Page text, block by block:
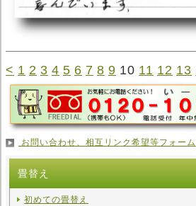
< 1 2 3 4 5 6 7 8 9 10 11 12 13
お問い合わせ、相互リンク希望等フォー
畳替え
初めての畳替え